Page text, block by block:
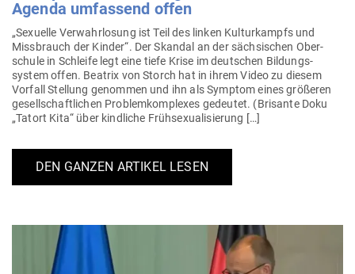
Agenda umfassend offen
„Sexuelle Ver­wahr­losung ist Teil des linken Kul­tur­kampfs und
Miss­brauch der Kinder“. Der Skandal an der säch­si­schen Ober­
schule in Schleife legt eine tiefe Krise im deut­schen Bil­dungs­
system offen. Beatrix von Storch hat in ihrem Video zu diesem
Vorfall Stellung genommen und ihn als Symptom eines grö­ßeren
gesell­schaft­lichen Pro­blem­kom­plexes gedeutet. (Bri­sante Doku
„Tatort Kita“ über kind­liche Frühsexualisierung […]
DEN GANZEN ARTIKEL LESEN